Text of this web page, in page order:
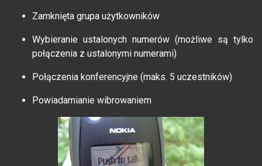
Zamknięta grupa użytkowników
Wybieranie ustalonych numerów (możliwe są tylko
połączenia z ustalonymi numerami)
Połączenia konferencyjne (maks. 5 uczestników)
Powiadamianie wibrowaniem